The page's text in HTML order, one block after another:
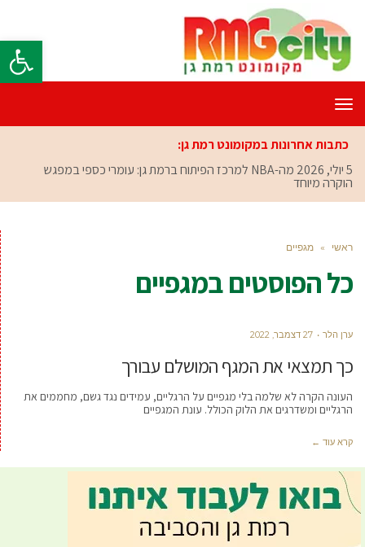
פתח
תפריט
כתבות אחרונות במקומונט רמת גן:
5 יולי, 2026
מה-NBA למרכז הפיתוח ברמת גן: עומרי כספי במפגש
הוקרה מיוחד
ראשי » מגפיים
כל הפוסטים במגפיים
ערן הלר 27 דצמבר, 2022
כך תמצאי את המגף המושלם עבורך
העונה הקרה לא שלמה בלי מגפיים על הרגליים, עמידים נגד גשם, מחממים את
הרגליים ומשדרגים את הלוק הכולל. עונת המגפיים
קרא עוד ←